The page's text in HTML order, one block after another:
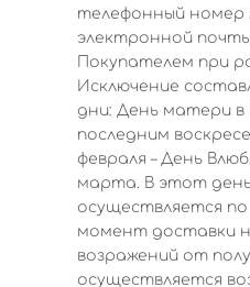
телефонный номер
электронной
Покупателем при
Исключение
дни: День матери в
последним
февраля – День
марта. В этот
осуществляется
момент доставки
возражений от
осуществляется